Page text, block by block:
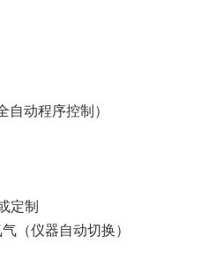
自动程序控制）
定制
（仪器自动切换）